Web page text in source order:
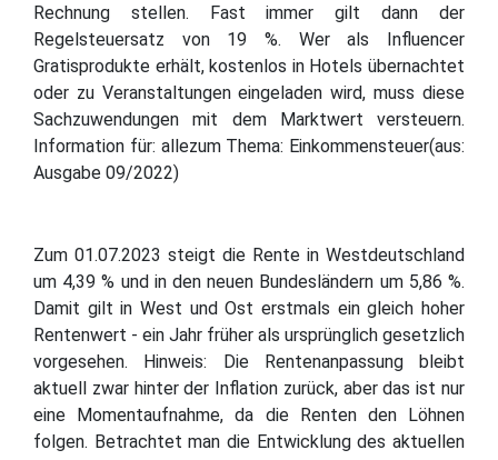
Rechnung stellen. Fast immer gilt dann der
Regelsteuersatz von 19 %. Wer als Influencer
Gratisprodukte erhält, kostenlos in Hotels übernachtet
oder zu Veranstaltungen eingeladen wird, muss diese
Sachzuwendungen mit dem Marktwert versteuern.
Information für: allezum Thema: Einkommensteuer(aus:
Ausgabe 09/2022)
Zum 01.07.2023 steigt die Rente in Westdeutschland
um 4,39 % und in den neuen Bundesländern um 5,86 %.
Damit gilt in West und Ost erstmals ein gleich hoher
Rentenwert - ein Jahr früher als ursprünglich gesetzlich
vorgesehen. Hinweis: Die Rentenanpassung bleibt
aktuell zwar hinter der Inflation zurück, aber das ist nur
eine Momentaufnahme, da die Renten den Löhnen
folgen. Betrachtet man die Entwicklung des aktuellen